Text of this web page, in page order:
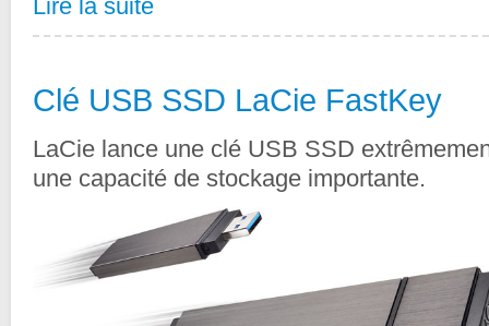
Lire la suite
Clé USB SSD LaCie FastKey
LaCie lance une clé USB SSD
une capacité de stockage importante.